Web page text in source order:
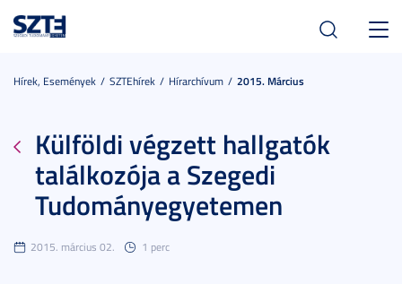
Hírek, Események SZTEhírek Hírarchívum 2015. Március
Külföldi végzett hallgatók
találkozója a Szegedi
Tudományegyetemen
2015. március 02. 1 perc